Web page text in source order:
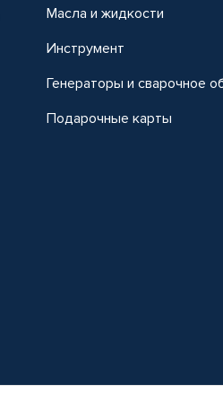
Масла и жидкости
Инструмент
Генераторы и сварочное
Подарочные карты